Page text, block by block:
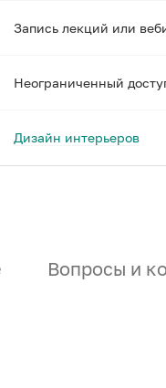
Запись лекций или
Неограниченный
Дизайн интерьеров
Вопросы и